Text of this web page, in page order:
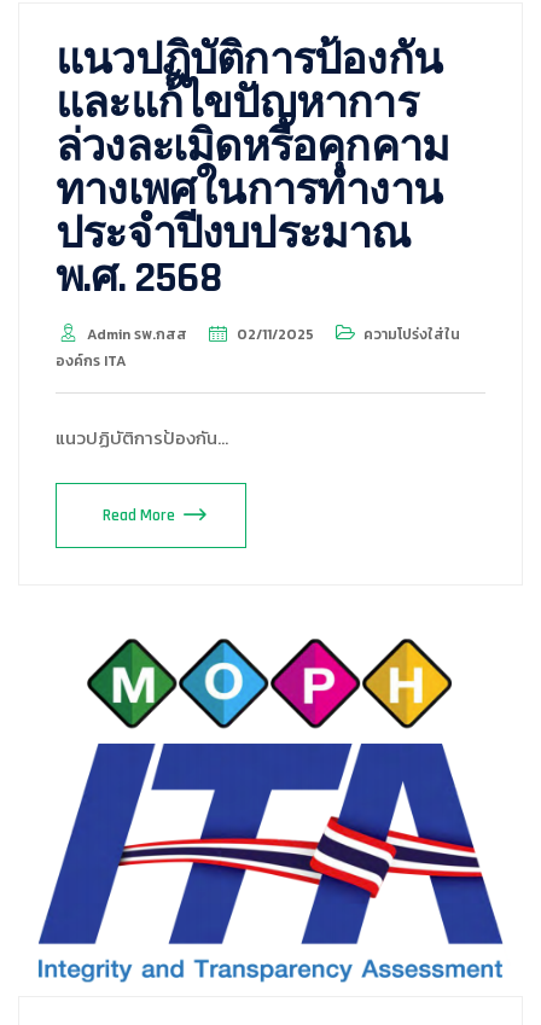
แนวปฏิบัติการป้องกัน
และแก้ไขปัญหาการ
ล่วงละเมิดหรือคุกคาม
ทางเพศในการทำงาน
ประจำปีงบประมาณ
พ.ศ. 2568
Admin รพ.กสส 02/11/2025
ความโปร่งใส่ใน
องค์กร ITA
แนวปฏิบัติการป้องกัน…
Read More